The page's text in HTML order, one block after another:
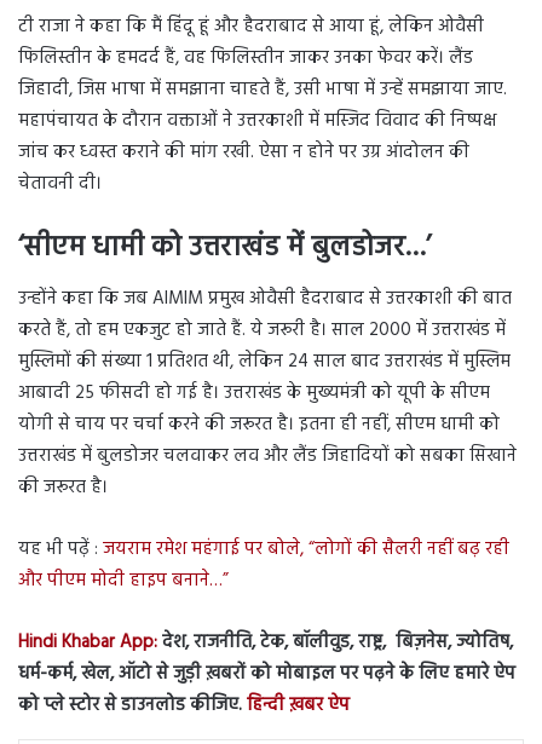
टी राजा ने कहा कि मैं हिंदू हूं और हैदराबाद से आया हूं, लेकिन ओवैसी
फिलिस्तीन के हमदर्द हैं, वह फिलिस्तीन जाकर उनका फेवर करें। लैंड
जिहादी, जिस भाषा में समझाना चाहते हैं, उसी भाषा में उन्हें समझाया जाए.
महापंचायत के दौरान वक्ताओं ने उत्तरकाशी में मस्जिद विवाद की निष्पक्ष
जांच कर ध्वस्त कराने की मांग रखी. ऐसा न होने पर उग्र आंदोलन की
चेतावनी दी।
‘सीएम धामी को उत्तराखंड में बुलडोजर…’
उन्होंने कहा कि जब AIMIM प्रमुख ओवैसी हैदराबाद से उत्तरकाशी की बात
करते हैं, तो हम एकजुट हो जाते हैं. ये जरूरी है। साल 2000 में उत्तराखंड में
मुस्लिमों की संख्या 1 प्रतिशत थी, लेकिन 24 साल बाद उत्तराखंड में मुस्लिम
आबादी 25 फीसदी हो गई है। उत्तराखंड के मुख्यमंत्री को यूपी के सीएम
योगी से चाय पर चर्चा करने की जरूरत है। इतना ही नहीं, सीएम धामी को
उत्तराखंड में बुलडोजर चलवाकर लव और लैंड जिहादियों को सबका सिखाने
की जरूरत है।
यह भी पढ़ें : जयराम रमेश महंगाई पर बोले, “लोगों की सैलरी नहीं बढ़ रही
और पीएम मोदी हाइप बनाने…”
Hindi Khabar App:देश, राजनीति, टेक, बॉलीवुड, राष्ट्र, बिज़नेस, ज्योतिष,
धर्म-कर्म, खेल, ऑटो से जुड़ी ख़बरों को मोबाइल पर पढ़ने के लिए हमारे ऐप
को प्ले स्टोर से डाउनलोड कीजिए.हिन्दी ख़बर ऐप